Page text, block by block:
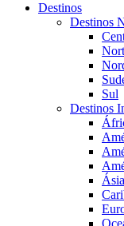
Destinos
Destinos
Sul
Destinos
Ásia